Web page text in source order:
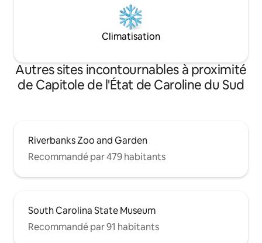
Climatisation
Autres sites incontournables à proximité
de Capitole de l'État de Caroline du Sud
Riverbanks Zoo and Garden
Recommandé par 479 habitants
South Carolina State Museum
Recommandé par 91 habitants